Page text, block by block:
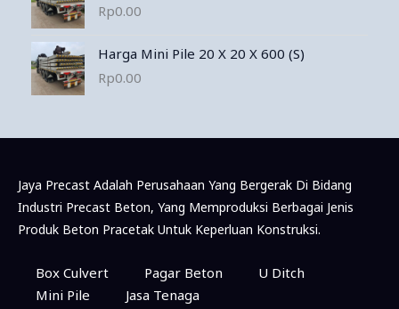
Rp0.00
Harga Mini Pile 20 X 20 X 600 (S)
Rp0.00
Jaya Precast Adalah Perusahaan Yang Bergerak Di Bidang
Industri Precast Beton, Yang Memproduksi Berbagai Jenis
Produk Beton Pracetak Untuk Keperluan Konstruksi.
Box Culvert Pagar Beton
U Ditch
Mini Pile
Jasa Tenaga